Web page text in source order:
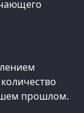
прошлом.